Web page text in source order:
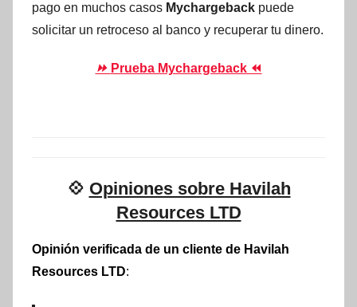
pago en muchos casos Mychargeback puede
solicitar un retroceso al banco y recuperar tu dinero.
⏩ Prueba Mychargeback ⏪
💠 Opiniones sobre Havilah
Resources LTD
Opinión verificada de un cliente de Havilah
Resources LTD: